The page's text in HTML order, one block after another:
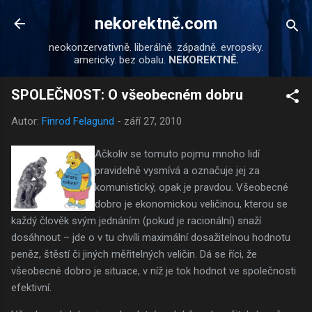
Přeskočit na hlavní obsah
nekorektně.com
neokonzervativně. liberálně. západně. evropsky.
americky. bez obalu. NEKOREKTNĚ.
SPOLEČNOST: O všeobecném dobru
Autor: Finrod Felagund - září 27, 2010
Ačkoliv se tomuto pojmu mnoho lidí
pravidelně vysmívá a označuje jej za
komunistický, opak je pravdou. Všeobecné
dobro je ekonomickou veličinou, kterou se
každý člověk svým jednáním (pokud je racionální) snaží
dosáhnout – jde o v tu chvíli maximální dosažitelnou hodnotu
peněz, štěstí či jiných měřitelných veličin. Dá se říci, že
všeobecné dobro je situace, v níž je tok hodnot ve společnosti
efektivní.